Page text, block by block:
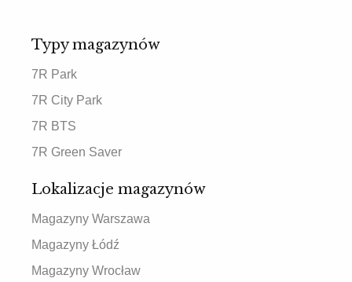
Typy magazynów
7R Park
7R City Park
7R BTS
7R Green Saver
Lokalizacje magazynów
Magazyny Warszawa
Magazyny Łódź
Magazyny Wrocław